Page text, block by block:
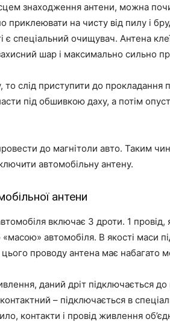
знаходження антени, можна
приклеювати на чисту від пилу і
є спеціальний очищувач. Антена
шар і максимально сильно
то слід приступити до прокладання
під обшивкою даху, а потім
до магнітоли авто. Таким
автомобільну антену.
антени
включає 3 дроти. 1 провід,
автомобіля. В якості маси
проводу антена має набагато
даний дріт підключається до
– підключається в
контакти і провід живлення